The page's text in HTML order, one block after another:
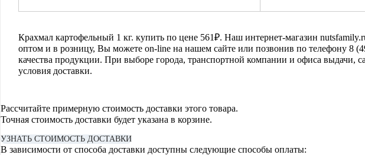
Крахмал картофельный 1 кг. купить по цене 561₽. Наш интернет-магазин
оптом и в розницу, Вы можете on-line на нашем сайте или позвонив по телефону 8
качества продукции. При выборе города, транспортной компании и офиса выдачи,
условия доставки.
Рассчитайте примерную стоимость доставки этого товара.
Точная стоимость доставки будет указана в корзине.
УЗНАТЬ СТОИМОСТЬ ДОСТАВКИ
В зависимости от способа доставки доступны следующие способы оплаты: